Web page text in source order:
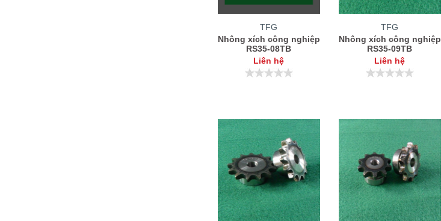
TFG
Nhông xích công nghiệp
RS35-08TB
Liên hệ
TFG
Nhông xích công nghiệp
RS35-09TB
Liên hệ